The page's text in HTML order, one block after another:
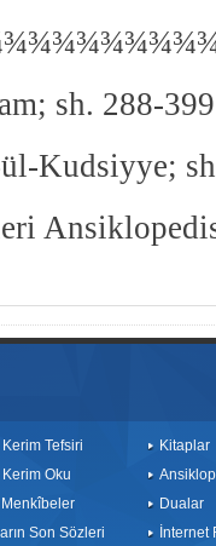
sh. 288-
Kudsiyye;
Kerim Tefsiri
Kerim Oku
Son Sözleri
Kitaplar
Dualar
İnternet